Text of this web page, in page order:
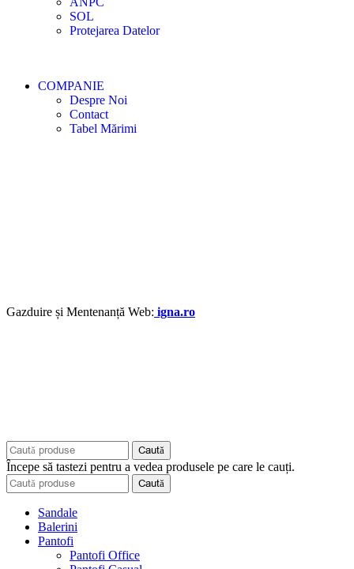
SOL
Protejarea Datelor
COMPANIE
Despre Noi
Contact
Tabel Mărimi
Gazduire și Mentenanță Web: igna.ro
Caută
Începe să tastezi pentru a vedea produsele pe care le cauți.
Caută
Sandale
Balerini
Pantofi
Pantofi Office